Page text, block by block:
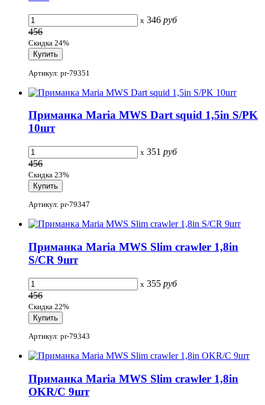
x 346 руб
456
Скидка 24%
Артикул: pr-79351
Приманка Maria MWS Dart squid 1,5in S/PK
10шт
x 351 руб
456
Скидка 23%
Артикул: pr-79347
Приманка Maria MWS Slim crawler 1,8in
S/CR 9шт
x 355 руб
456
Скидка 22%
Артикул: pr-79343
Приманка Maria MWS Slim crawler 1,8in
OKR/C 9шт